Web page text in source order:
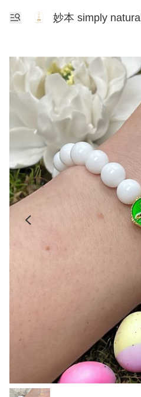
妙本 simply natural